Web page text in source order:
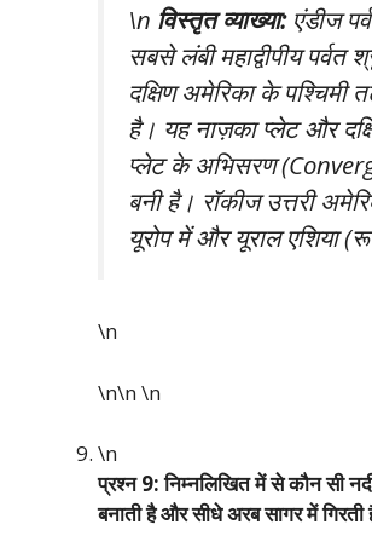
\n विस्तृत व्याख्या:एंडीज
सबसे लंबी महाद्वीपीय पर्वत
दक्षिण अमेरिका के पश्चिमी
है। यह नाज़का प्लेट और
प्लेट के अभिसरण
बनी है। रॉकीज उत्तरी
यूरोप में और यूराल एशिया
\n
\n\n\n
\n
प्रश्न 9: निम्नलिखित में से कौन सी नदी
बनाती है और सीधे अरब सागर में गिरती